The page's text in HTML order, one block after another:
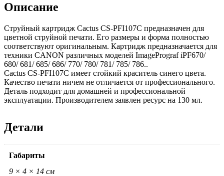
Описание
Струйный картридж Cactus CS-PFI107C предназначен для
цветной струйной печати. Его размеры и форма полностью
соответствуют оригинальным. Картридж предназначается для
техники CANON различных моделей ImagePrograf iPF670/
680/ 681/ 685/ 686/ 770/ 780/ 781/ 785/ 786..
Cactus CS-PFI107C имеет стойкий краситель синего цвета.
Качество печати ничем не отличается от профессионального.
Деталь подходит для домашней и профессиональной
эксплуатации. Производителем заявлен ресурс на 130 мл.
Детали
Габариты
9 × 4 × 14 см